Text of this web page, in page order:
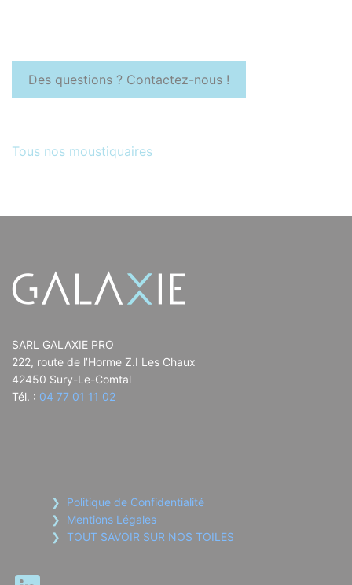
Des questions ? Contactez-nous !
Tous nos moustiquaires
SARL GALAXIE PRO
222, route de l’Horme Z.I Les Chaux
42450 Sury-Le-Comtal
Tél. : 04 77 01 11 02
Politique de Confidentialité
Mentions Légales
TOUT SAVOIR SUR NOS TOILES